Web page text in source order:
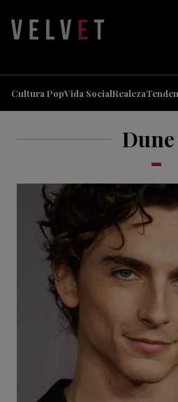
Cultura PopVida SocialRealeza
Dune